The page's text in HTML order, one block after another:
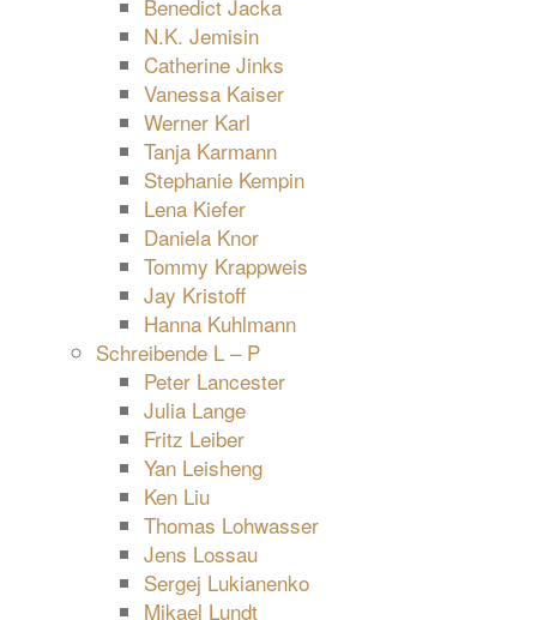
Benedict Jacka
N.K. Jemisin
Catherine Jinks
Vanessa Kaiser
Werner Karl
Tanja Karmann
Stephanie Kempin
Lena Kiefer
Daniela Knor
Tommy Krappweis
Jay Kristoff
Hanna Kuhlmann
Schreibende L – P
Peter Lancester
Julia Lange
Fritz Leiber
Yan Leisheng
Ken Liu
Thomas Lohwasser
Jens Lossau
Sergej Lukianenko
Mikael Lundt